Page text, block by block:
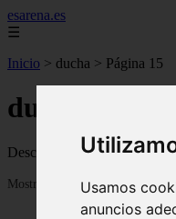
Usamos
anuncios
esarena.es
☰
Inicio > ducha > Página 15
ducha
Descubre todas las noticias
Mostrando 337 - 360 de 2121